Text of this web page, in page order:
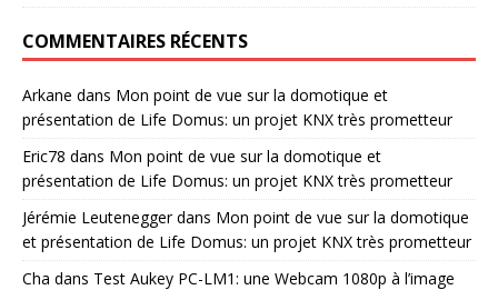
COMMENTAIRES RÉCENTS
Arkane dans Mon point de vue sur la domotique et
présentation de Life Domus: un projet KNX très prometteur
Eric78 dans Mon point de vue sur la domotique et
présentation de Life Domus: un projet KNX très prometteur
Jérémie Leuteneggerdans Mon point de vue sur la domotique
et présentation de Life Domus: un projet KNX très prometteur
Cha dans Test Aukey PC-LM1: une Webcam 1080p à l’image